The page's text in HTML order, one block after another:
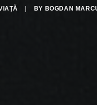
BY BOGDAN